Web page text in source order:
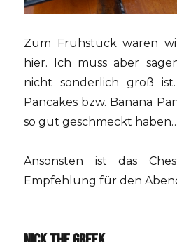
Zum Frühstück waren
hier. Ich muss aber
nicht sonderlich groß
Pancakes bzw. Banana
so gut geschmeckt
Ansonsten ist das
Empfehlung für den